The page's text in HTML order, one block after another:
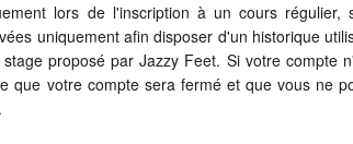
lors de l'inscription à un cours régulier,
uniquement afin disposer d'un historique
proposé par Jazzy Feet. Si votre compte
que votre compte sera fermé et que vous ne